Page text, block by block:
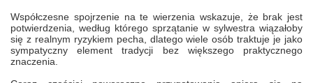
Współczesne spojrzenie na te wierzenia wskazuje, że brak jest
potwierdzenia, według którego sprzątanie w sylwestra wiązałoby
się z realnym ryzykiem pecha, dlatego wiele osób traktuje je jako
sympatyczny element tradycji bez większego praktycznego
znaczenia.